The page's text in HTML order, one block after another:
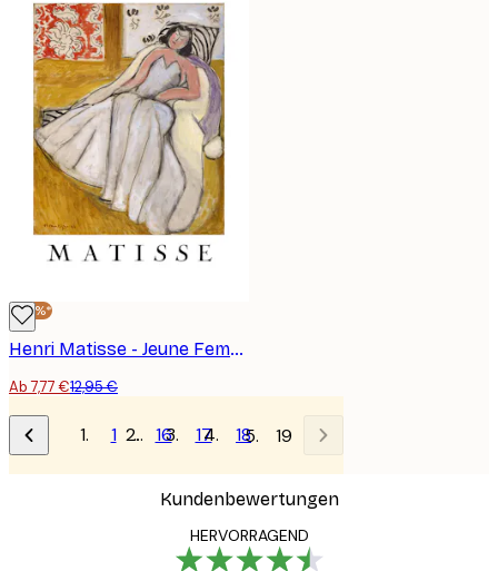
-40%*
Henri Matisse - Jeune Femme à La Pelisse Blanche Poster
Ab 7,77 €12,95 €
1 … 16 17 18 19
Kundenbewertungen
HERVORRAGEND